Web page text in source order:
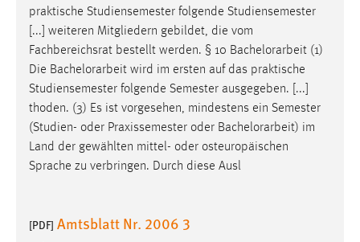
praktische Studiensemester folgende Studiensemester
[...] weiteren Mitgliedern gebildet, die vom
Fachbereichsrat bestellt werden. § 10 Bachelorarbeit (1)
Die Bachelorarbeit wird im ersten auf das praktische
Studiensemester folgende Semester ausgegeben. [...]
thoden. (3) Es ist vorgesehen, mindestens ein Semester
(Studien- oder Praxissemester oder Bachelorarbeit) im
Land der gewählten mittel- oder osteuropäischen
Sprache zu verbringen. Durch diese Ausl
[PDF] Amtsblatt Nr. 2006 3
Zweck:
Dieser Cookie ist notwendig um sich an der Website
einloggen zu können.
Cookie Laufzeit:
24 Stunden
STATISTIK
unsere Besucher unsere Website nutzen.